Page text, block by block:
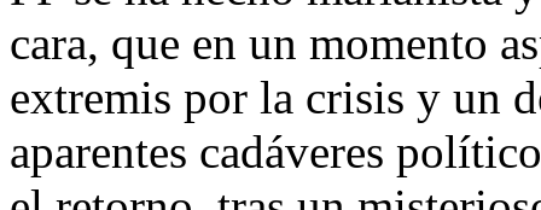
cara, que en un momento
extremis por la crisis y un
aparentes cadáveres